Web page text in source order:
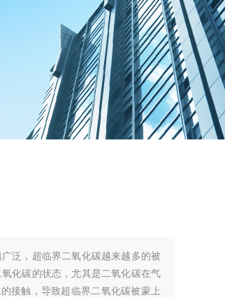
泛，超临界二氧化碳越来越多的被
化碳的状态，尤其是二氧化碳在气
接触，导致超临界二氧化碳被蒙上